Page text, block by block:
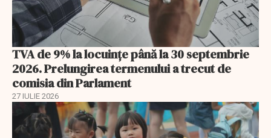
TVA de 9% la locuințe până la 30 septembrie
2026. Prelungirea termenului a trecut de
comisia din Parlament
27 IULIE 2026